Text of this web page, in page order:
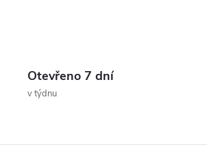
á
a
Otevřeno 7 dní
v týdnu